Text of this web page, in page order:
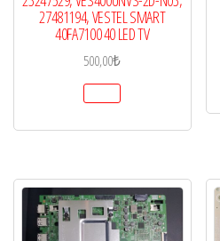
27481194, VESTEL SMART
40FA7100 40 LED TV
500,00₺